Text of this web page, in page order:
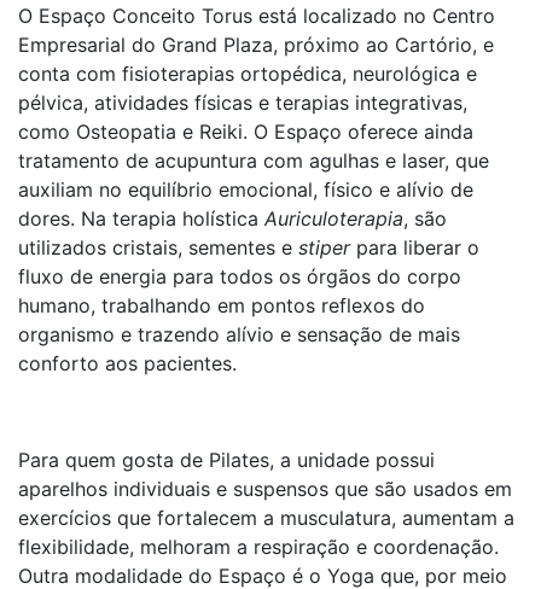
O Espaço Conceito Torus está localizado no Centro
Empresarial do Grand Plaza, próximo ao Cartório, e
conta com fisioterapias ortopédica, neurológica e
pélvica, atividades físicas e terapias integrativas,
como Osteopatia e Reiki. O Espaço oferece ainda
tratamento de acupuntura com agulhas e laser, que
auxiliam no equilíbrio emocional, físico e alívio de
dores. Na terapia holística Auriculoterapia, são
utilizados cristais, sementes e stiperpara liberar o
fluxo de energia para todos os órgãos do corpo
humano, trabalhando em pontos reflexos do
organismo e trazendo alívio e sensação de mais
conforto aos pacientes.
Para quem gosta de Pilates, a unidade possui
aparelhos individuais e suspensos que são usados em
exercícios que fortalecem a musculatura, aumentam a
flexibilidade, melhoram a respiração e coordenação.
Outra modalidade do Espaço é o Yoga que, por meio